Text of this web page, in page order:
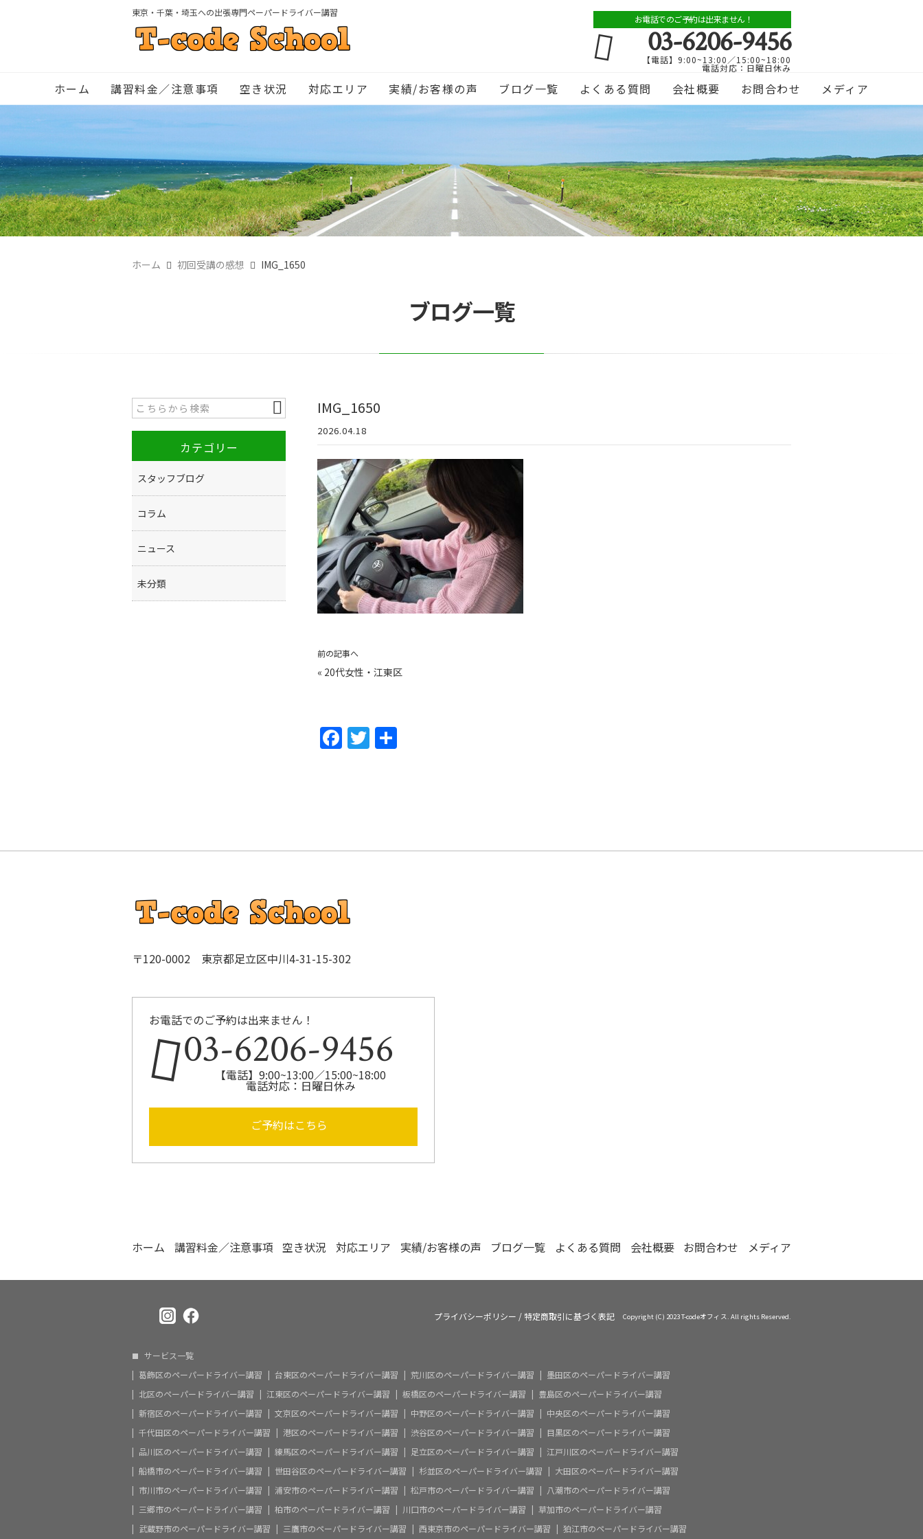
東京・千葉・埼玉への出張専門ペーパードライバー講習
お電話でのご予約は出来ません！
03-6206-9456
【電話】9:00~13:00／15:00~18:00
電話対応：日曜日休み
ホーム 講習料金／注意事項 空き状況 対応エリア 実績/お客様の声 ブログ一覧 よくある質問 会社概要 お問合わせ メディア
ホーム 初回受講の感想 IMG_1650
ブログ一覧
IMG_1650
2026.04.18
前の記事へ
« 20代女性・江東区
F
o
k
T
カテゴリー
スタッフブログ
コラム
ニュース
未分類
〒120-0002 東京都足立区中川4-31-15-302
お電話でのご予約は出来ません！
03-6206-9456
【電話】9:00~13:00／15:00~18:00
電話対応：日曜日休み
ご予約はこちら
ホーム 講習料金／注意事項 空き状況 対応エリア 実績/お客様の声 ブログ一覧 よくある質問 会社概要 お問合わせ メディア
プライバシーポリシー /特定商取引に基づく表記 Copyright (C) 2023 T-codeオフィス. All rights Reserved.
サービス一覧
葛飾区のペーパードライバー講習
台東区のペーパードライバー講習 荒川区のペーパードライバー講習
墨田区のペーパードライバー講習
北区のペーパードライバー講習
江東区のペーパードライバー講習 板橋区のペーパードライバー講習
豊島区のペーパードライバー講習
新宿区のペーパードライバー講習
文京区のペーパードライバー講習 中野区のペーパードライバー講習
中央区のペーパードライバー講習
千代田区のペーパードライバー講習
港区のペーパードライバー講習 渋谷区のペーパードライバー講習
目黒区のペーパードライバー講習
品川区のペーパードライバー講習
練馬区のペーパードライバー講習 足立区のペーパードライバー講習
江戸川区のペーパードライバー講習
船橋市のペーパードライバー講習
世田谷区のペーパードライバー講習 杉並区のペーパードライバー講習
大田区のペーパードライバー講習
市川市のペーパードライバー講習
浦安市のペーパードライバー講習 松戸市のペーパードライバー講習
八潮市のペーパードライバー講習
三郷市のペーパードライバー講習
柏市のペーパードライバー講習 川口市のペーパードライバー講習
草加市のペーパードライバー講習
武蔵野市のペーパードライバー講習
三鷹市のペーパードライバー講習 西東京市のペーパードライバー講習 狛江市のペーパードライバー講習